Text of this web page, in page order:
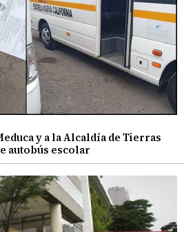
y a la Alcaldía de Tierras
autobús escolar